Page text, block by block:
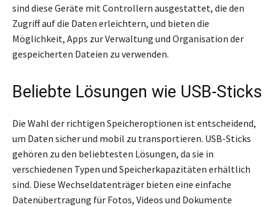
sind diese Geräte mit Controllern ausgestattet, die den
Zugriff auf die Daten erleichtern, und bieten die
Möglichkeit, Apps zur Verwaltung und Organisation der
gespeicherten Dateien zu verwenden.
Beliebte Lösungen wie USB-Sticks
Die Wahl der richtigen Speicheroptionen ist entscheidend,
um Daten sicher und mobil zu transportieren. USB-Sticks
gehören zu den beliebtesten Lösungen, da sie in
verschiedenen Typen und Speicherkapazitäten erhältlich
sind. Diese Wechseldatenträger bieten eine einfache
Datenübertragung für Fotos, Videos und Dokumente